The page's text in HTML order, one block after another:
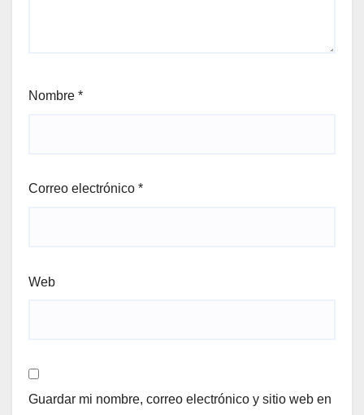
Nombre *
Correo electrónico *
Web
Guardar mi nombre, correo electrónico y sitio web en